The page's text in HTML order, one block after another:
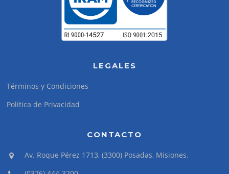
LEGALES
Términos y Condiciones
Política de Privacidad
CONTACTO
Av. Roque Pérez 1713, (3300) Posadas, Misiones.